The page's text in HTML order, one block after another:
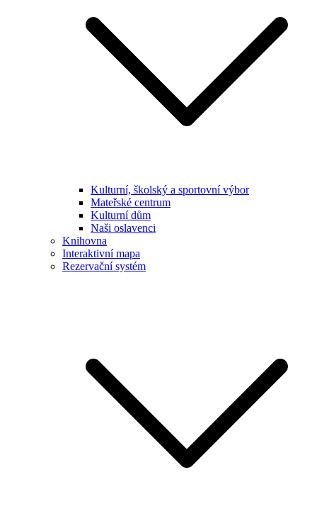
Kulturní, školský a sportovní výbor
Mateřské centrum
Kulturní dům
Naši oslavenci
Knihovna
Interaktivní mapa
Rezervační systém